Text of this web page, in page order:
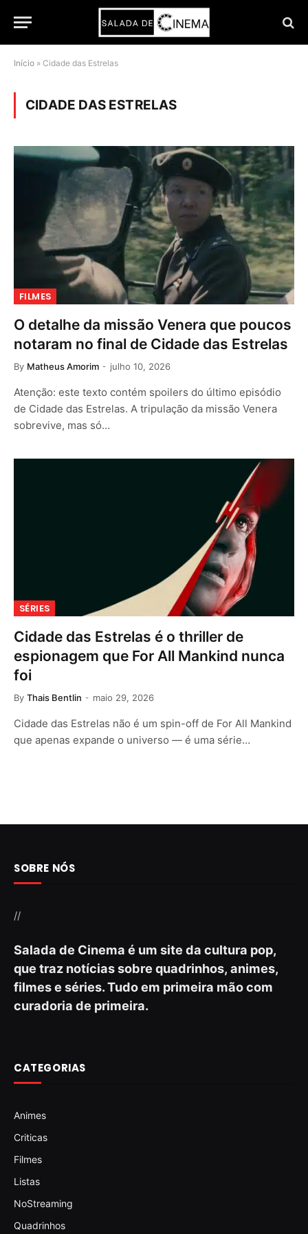
Início » Cidade das Estrelas
CIDADE DAS ESTRELAS
FILMES
O detalhe da missão Venera que poucos
notaram no final de Cidade das Estrelas
By Matheus Amorim julho 10, 2026
Atenção: este texto contém spoilers do último episódio
de Cidade das Estrelas. A tripulação da missão Venera
sobrevive, mas só…
SÉRIES
Cidade das Estrelas é o thriller de
espionagem que For All Mankind nunca
foi
By Thais Bentlin maio 29, 2026
Cidade das Estrelas não é um spin-off de For All Mankind
que apenas expande o universo — é uma série…
SOBRE NÓS
//
Salada de Cinema é um site da cultura pop,
que traz notícias sobre quadrinhos, animes,
filmes e séries. Tudo em primeira mão com
curadoria de primeira.
CATEGORIAS
Animes
Criticas
Filmes
Listas
NoStreaming
Quadrinhos